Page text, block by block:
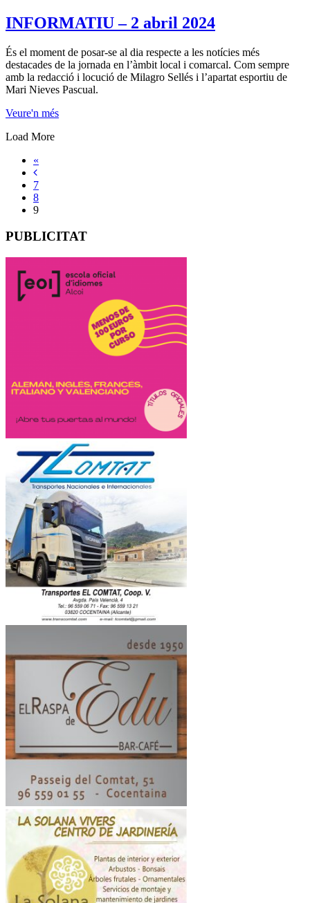
INFORMATIU – 2 abril 2024
És el moment de posar-se al dia respecte a les notícies més
destacades de la jornada en l’àmbit local i comarcal. Com sempre
amb la redacció i locució de Milagro Sellés i l’apartat esportiu de
Mari Nieves Pascual.
Veure'n més
Load More
«
7
8
9
PUBLICITAT